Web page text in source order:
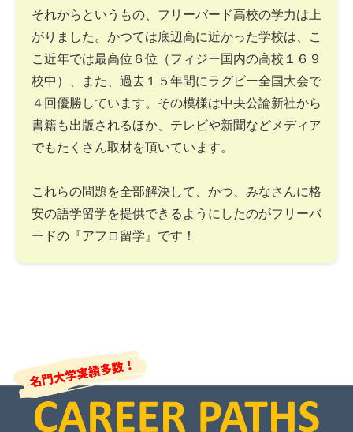
それからというもの、フリーバード高校の学力は上
がりました。かつては底辺高に近かった学校は、こ
こ近年では最高位６位（フィジー国内の高校１６９
校中）、また、過去１５年間にラグビー全国大会で
４回優勝しています。その模様は中央公論新社から
書籍も出版されるほか、テレビや新聞などメディア
でもたくさん取材を頂いています。
これらの問題を全部解決して、かつ、みなさんに格
安の語学留学を提供できるようにしたのがフリーバ
ードの『アフロ留学』です！